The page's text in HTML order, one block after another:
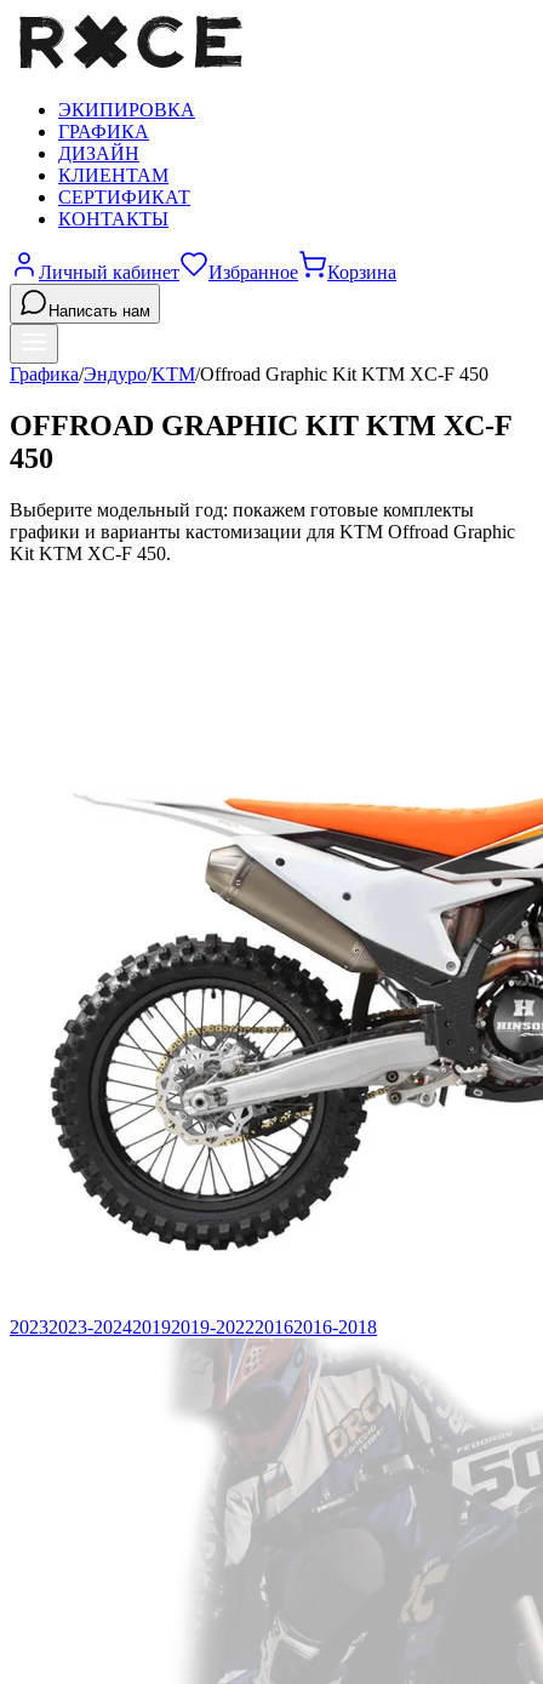
ЭКИПИРОВКА
ГРАФИКА
ДИЗАЙН
КЛИЕНТАМ
СЕРТИФИКАТ
КОНТАКТЫ
Личный кабинет Избранное Корзина
Написать нам
Графика/Эндуро/KTM/Offroad Graphic Kit KTM XC-F 450
OFFROAD GRAPHIC KIT KTM XC-F
450
Выберите модельный год: покажем готовые комплекты
графики и варианты кастомизации для KTM Offroad Graphic
Kit KTM XC-F 450.
20232023-202420192019-202220162016-2018